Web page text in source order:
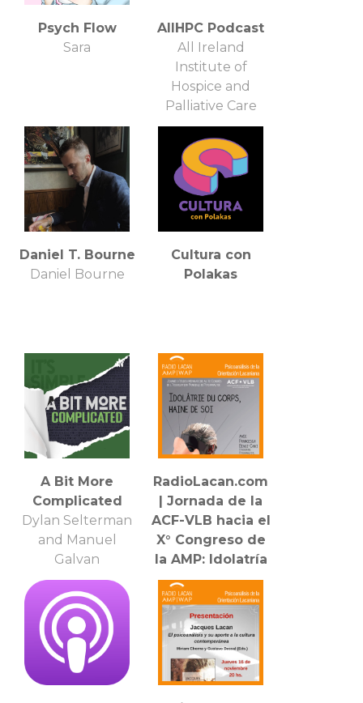
Psych Flow
Sara
AIIHPC Podcast
All Ireland
Institute of
Hospice and
Palliative Care
Daniel T. Bourne
Daniel Bourne
Cultura con
Polakas
A Bit More
Complicated
Dylan Selterman
and Manuel
Galvan
RadioLacan.com
| Jornada de la
ACF-VLB hacia el
X° Congreso de
la AMP: Idolatría
del cuerpo, odio
de sí